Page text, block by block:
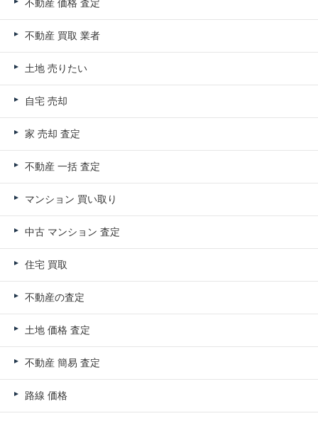
不動産 価格 査定
不動産 買取 業者
土地 売りたい
自宅 売却
家 売却 査定
不動産 一括 査定
マンション 買い取り
中古 マンション 査定
住宅 買取
不動産の査定
土地 価格 査定
不動産 簡易 査定
路線 価格